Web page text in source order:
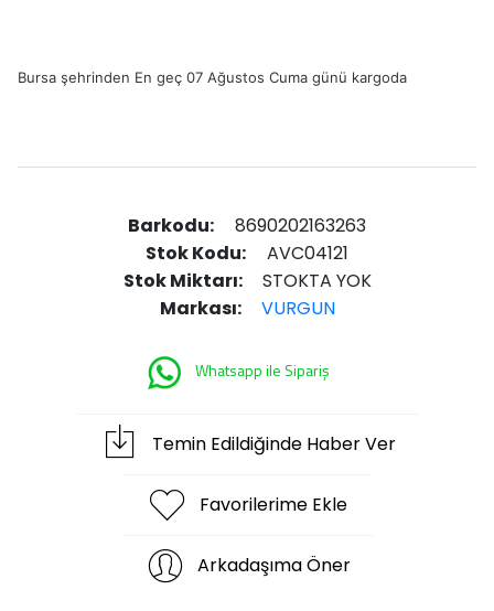
Bursa şehrinden En geç 07 Ağustos Cuma günü kargoda
Barkodu:
8690202163263
Stok Kodu:
AVC04121
Stok Miktarı:
STOKTA YOK
Markası:
VURGUN
Whatsapp ile Sipariş
Temin Edildiğinde Haber Ver
Favorilerime Ekle
Arkadaşıma Öner